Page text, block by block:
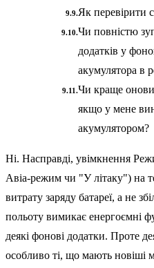
Як перевірити
Чи повністю
додатків у
акумулятора в
Чи краще
якщо у мене
акумулятором?
Ні. Насправді, увімкнення
Авіа-режим чи "У літаку") на
витрату заряду батареї, а не
польоту вимикає енергоємні
деякі фонові додатки. Проте
особливо ті, що мають новіші